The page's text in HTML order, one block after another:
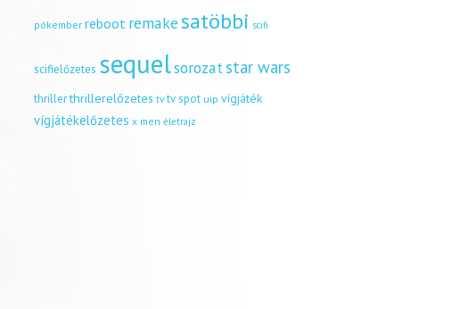
pókember reboot remakesatöbbi scifi
scifielőzetes sequelsorozatstar wars
thrillerthrillerelőzetes tv tv spot uip vígjáték
vígjátékelőzetes x men életrajz